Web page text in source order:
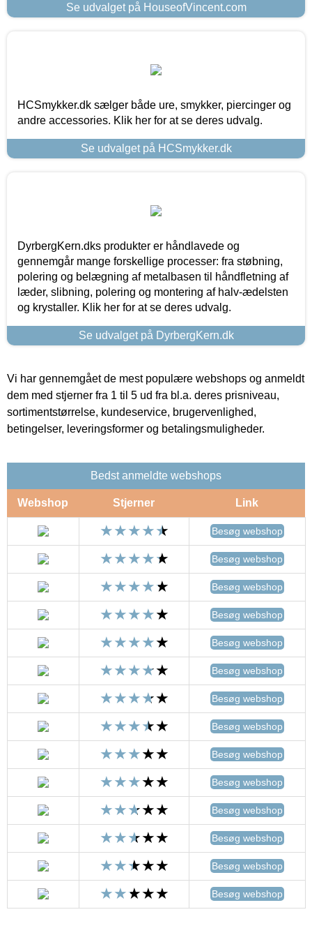
Se udvalget på HouseofVincent.com
HCSmykker.dk sælger både ure, smykker, piercinger og
andre accessories. Klik her for at se deres udvalg.
Se udvalget på HCSmykker.dk
DyrbergKern.dks produkter er håndlavede og
gennemgår mange forskellige processer: fra støbning,
polering og belægning af metalbasen til håndfletning af
læder, slibning, polering og montering af halv-ædelsten
og krystaller. Klik her for at se deres udvalg.
Se udvalget på DyrbergKern.dk
Vi har gennemgået de mest populære webshops og anmeldt
dem med stjerner fra 1 til 5 ud fra bl.a. deres prisniveau,
sortimentstørrelse, kundeservice, brugervenlighed,
betingelser, leveringsformer og betalingsmuligheder.
Bedst anmeldte webshops
Webshop Stjerner Link
Besøg webshop
Besøg webshop
Besøg webshop
Besøg webshop
Besøg webshop
Besøg webshop
Besøg webshop
Besøg webshop
Besøg webshop
Besøg webshop
Besøg webshop
Besøg webshop
Besøg webshop
Besøg webshop